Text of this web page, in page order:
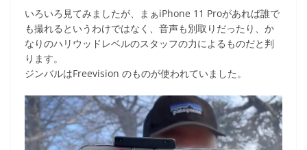
いろいろ見てみましたが、まぁiPhone 11 Proがあれば誰で
も撮れるというわけではなく、音声も別取りだったり、か
なりのハリウッドレベルのスタッフの力によるものだと判
ります。
ジンバルはFreevision のものが使われていました。